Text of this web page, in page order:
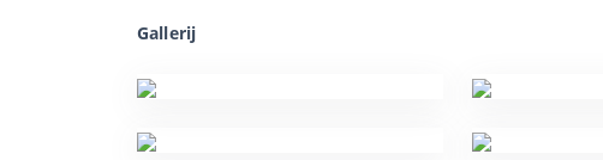
Gallerij